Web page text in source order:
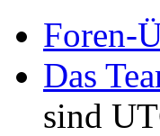
Foren-
Das
sind